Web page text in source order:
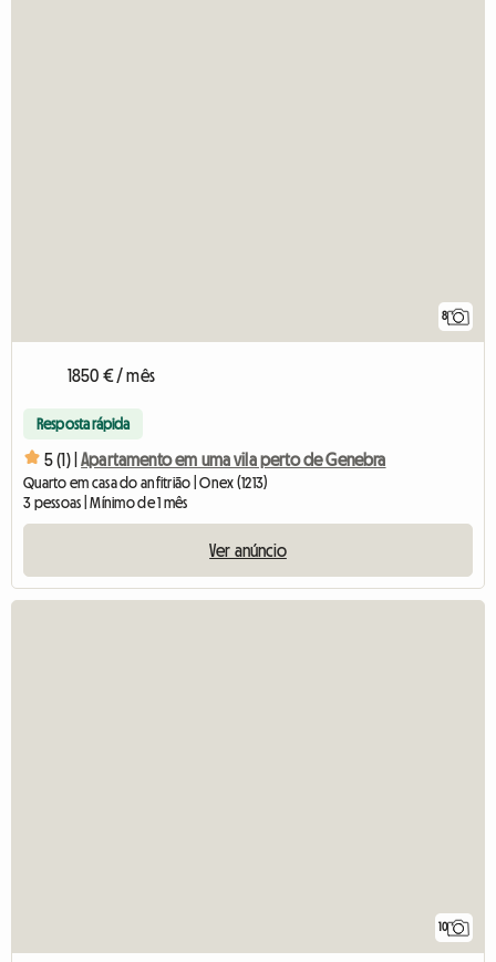
8
1850 € / mês
Resposta rápida
5 (1) | Apartamento em uma vila perto de Genebra
Quarto em casa do anfitrião | Onex (1213)
3 pessoas | Mínimo de 1 mês
Ver anúncio
10